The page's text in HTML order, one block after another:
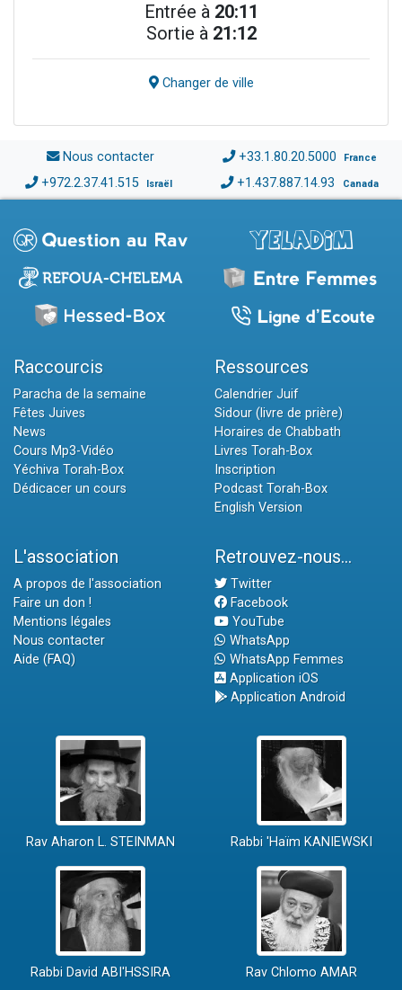
Entrée à 20:11
Sortie à 21:12
Changer de ville
Nous contacter +33.1.80.20.5000 France
+972.2.37.41.515 Israël +1.437.887.14.93 Canada
Raccourcis
Paracha de la semaine
Fêtes Juives
News
Cours Mp3-Vidéo
Yéchiva Torah-Box
Dédicacer un cours
Ressources
Calendrier Juif
Sidour (livre de prière)
Horaires de Chabbath
Livres Torah-Box
Inscription
Podcast Torah-Box
English Version
L'association
A propos de l'association
Faire un don !
Mentions légales
Nous contacter
Aide (FAQ)
Retrouvez-nous...
Twitter
Facebook
YouTube
WhatsApp
WhatsApp Femmes
Application iOS
Application Android
Rav Aharon L. STEINMAN Rabbi 'Haïm KANIEWSKI
Rabbi David ABI'HSSIRA Rav Chlomo AMAR